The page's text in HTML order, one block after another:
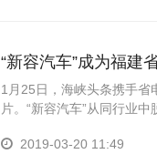
“新容汽车”成为福建
1月25日，海峡头条携手省
片。“新容汽车”从同行业
2019-03-20 11:49